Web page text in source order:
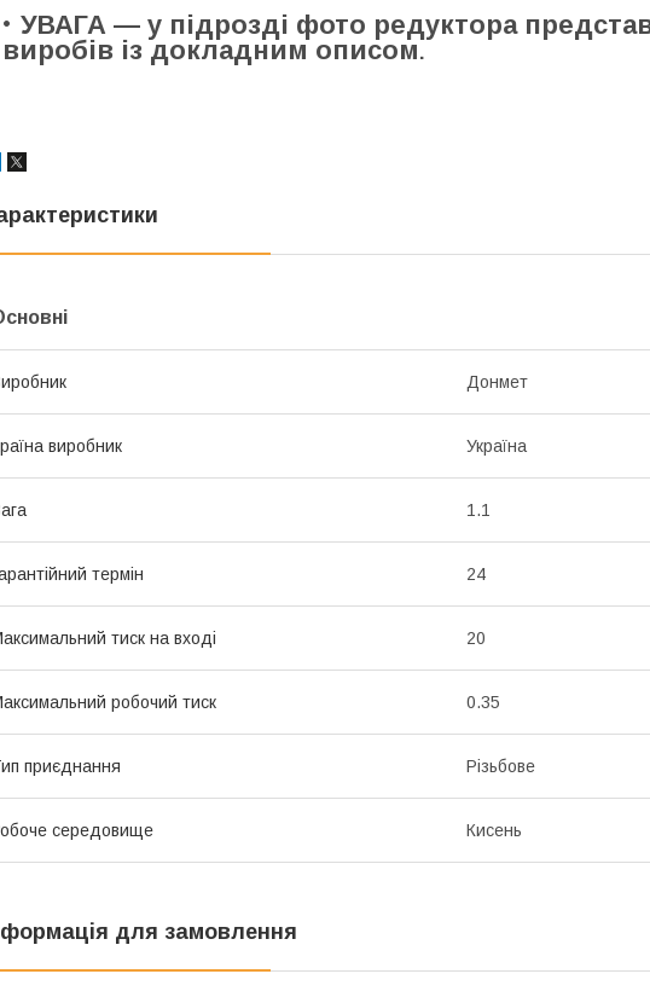
УВАГА — у підрозді фото редуктора
виробів із докладним описом.
Донмет
виробник Україна
1.1
термін 24
тиск на вході 20
робочий тиск 0.35
приєднання Різьбове
середовище Кисень
для замовлення